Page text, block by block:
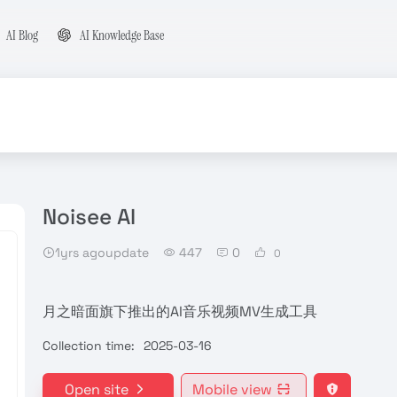
AI Blog AI Knowledge Base
Noisee AI
1yrs agoupdate 447 0 0
月之暗面旗下推出的AI音乐视频MV生成工具
Collection time: 2025-03-16
Open site Mobile view